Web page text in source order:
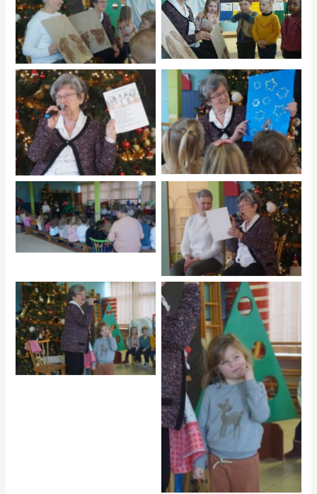
No Caption No Caption
No Caption No Caption
No Caption
No Caption
No Caption
No Caption